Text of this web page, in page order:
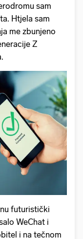
sam
Htjela sam
me zbunjeno
Z
futuristički
WeChat i
i na tečnom